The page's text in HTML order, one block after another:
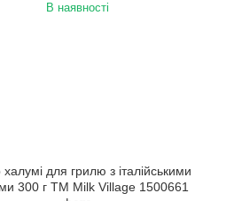
В наявності